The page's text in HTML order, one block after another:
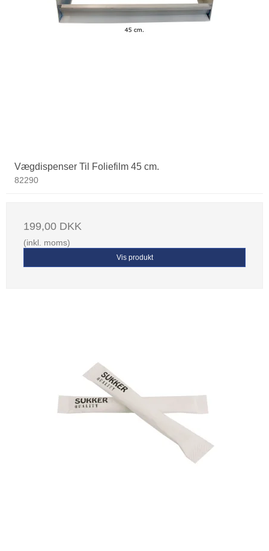
Vægdispenser Til Foliefilm 45 cm.
82290
199,00 DKK
(inkl. moms)
Vis produkt